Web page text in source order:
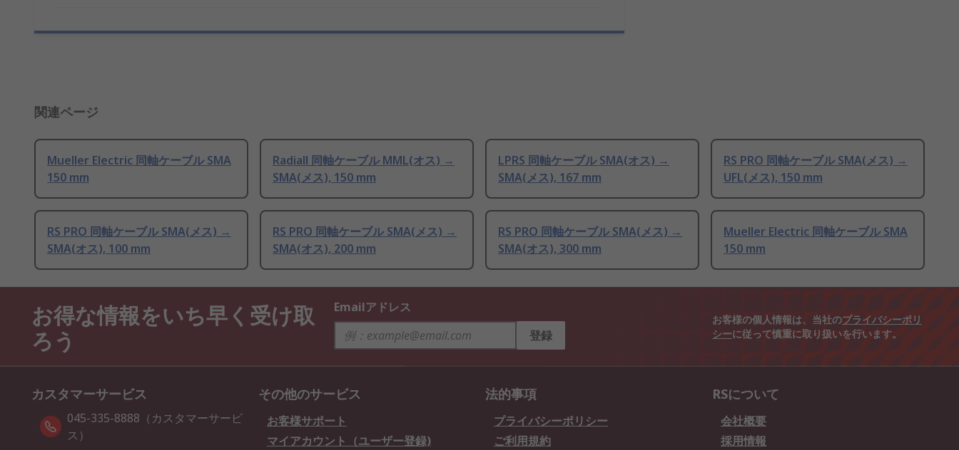
関連ページ
Mueller Electric 同軸ケーブル SMA
150 mm
Radiall 同軸ケーブル MML(オス) →
SMA(メス), 150 mm
LPRS 同軸ケーブル SMA(オス) →
SMA(メス), 167 mm
RS PRO 同軸ケーブル SMA(メス) →
UFL(メス), 150 mm
RS PRO 同軸ケーブル SMA(メス) →
SMA(オス), 100 mm
RS PRO 同軸ケーブル SMA(メス) →
SMA(オス), 200 mm
RS PRO 同軸ケーブル SMA(メス) →
SMA(オス), 300 mm
Mueller Electric 同軸ケーブル SMA
150 mm
お得な情報をいち早く受け取
ろう
Emailアドレス
登録
お客様の個人情報は、当社のプライバシーポリ
シーに従って慎重に取り扱いを行います。
カスタマーサービス
045-335-8888（カスタマーサービ
ス）
その他のサービス
お客様サポート
マイアカウント（ユーザー登録)
法的事項
プライバシーポリシー
ご利用規約
RSについて
会社概要
採用情報